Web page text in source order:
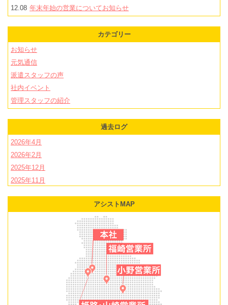
12.08 年末年始の営業についてお知らせ
カテゴリー
お知らせ
元気通信
派遣スタッフの声
社内イベント
管理スタッフの紹介
過去ログ
2026年4月
2026年2月
2025年12月
2025年11月
アシストMAP